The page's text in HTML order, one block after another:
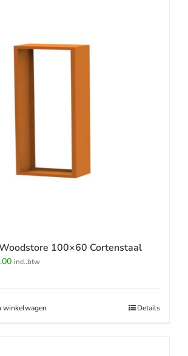
100×60 Cortenstaal
Huidige
incl.btw
winkelwagen Details